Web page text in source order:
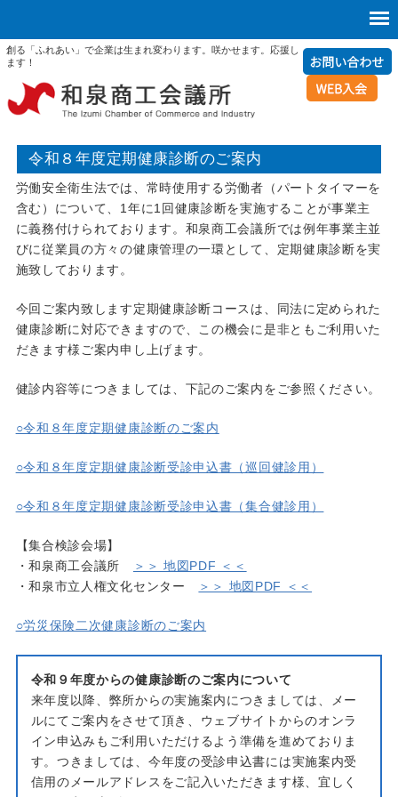
創る「ふれあい」で企業は生まれ変わります。咲かせます。応援し
ます！
令和８年度定期健康診断のご案内
労働安全衛生法では、常時使用する労働者（パートタイマーを
含む）について、1年に1回健康診断を実施することが事業主
に義務付けられております。和泉商工会議所では例年事業主並
びに従業員の方々の健康管理の一環として、定期健康診断を実
施致しております。
今回ご案内致します定期健康診断コースは、同法に定められた
健康診断に対応できますので、この機会に是非ともご利用いた
だきます様ご案内申し上げます。
健診内容等につきましては、下記のご案内をご参照ください。
○令和８年度定期健康診断のご案内
○令和８年度定期健康診断受診申込書（巡回健診用）
○令和８年度定期健康診断受診申込書（集合健診用）
【集合検診会場】
・和泉商工会議所
＞＞ 地図PDF ＜＜
・和泉市立人権文化センター
＞＞ 地図PDF ＜＜
○労災保険二次健康診断のご案内
令和９年度からの健康診断のご案内について
来年度以降、弊所からの実施案内につきましては、メー
ルにてご案内をさせて頂き、ウェブサイトからのオンラ
イン申込みもご利用いただけるよう準備を進めておりま
す。つきましては、今年度の受診申込書には実施案内受
信用のメールアドレスをご記入いただきます様、宜しく